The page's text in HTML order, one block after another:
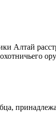
Алтай